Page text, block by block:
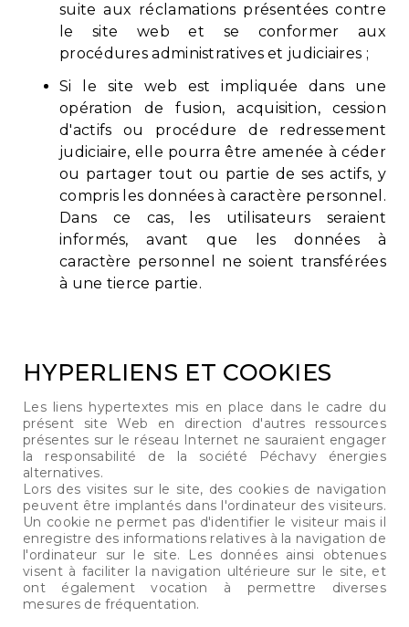
suite aux réclamations présentées contre
le site web et se conformer aux
procédures administratives et judiciaires ;
Si le site web est impliquée dans une
opération de fusion, acquisition, cession
d'actifs ou procédure de redressement
judiciaire, elle pourra être amenée à céder
ou partager tout ou partie de ses actifs, y
compris les données à caractère personnel.
Dans ce cas, les utilisateurs seraient
informés, avant que les données à
caractère personnel ne soient transférées
à une tierce partie.
HYPERLIENS ET COOKIES
Les liens hypertextes mis en place dans le cadre du
présent site Web en direction d'autres ressources
présentes sur le réseau Internet ne sauraient engager
la responsabilité de la société Péchavy énergies
alternatives.
Lors des visites sur le site, des cookies de navigation
peuvent être implantés dans l'ordinateur des visiteurs.
Un cookie ne permet pas d'identifier le visiteur mais il
enregistre des informations relatives à la navigation de
l'ordinateur sur le site. Les données ainsi obtenues
visent à faciliter la navigation ultérieure sur le site, et
ont également vocation à permettre diverses
mesures de fréquentation.